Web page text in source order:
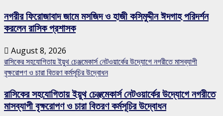
নগরীর ফিরোজাবাদ জামে মসজিদ ও হাজী কসিমুদ্দীন ঈদগাহ পরিদর্শন
করলেন রাসিক প্রশাসক
August 8, 2026
রাসিকের সহযোগিতায় ইয়ুথ চেঞ্জমেকার্স নেটওয়ার্কের উদ্যোগে নগরীতে মাসব্যাপী
বৃক্ষরোপণ ও চারা বিতরণ কর্মসূচির উদ্বোধন
রাসিকের সহযোগিতায় ইয়ুথ চেঞ্জমেকার্স নেটওয়ার্কের উদ্যোগে নগরীতে
মাসব্যাপী বৃক্ষরোপণ ও চারা বিতরণ কর্মসূচির উদ্বোধন